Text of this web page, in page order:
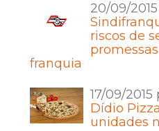
20/09/
riscos de
franquia
17/09/
Dídio
unidades